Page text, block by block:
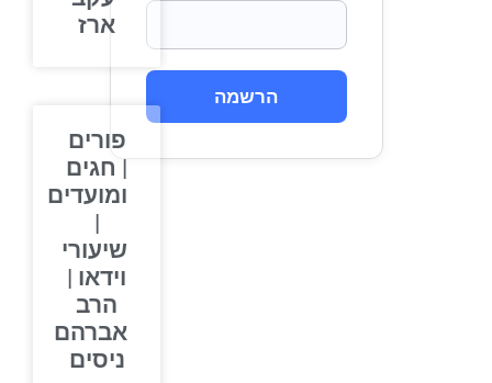
הרשמה
ארז
פורים
| חגים
ומועדים
שיעורי
וידאו |
הרב
אברהם
ניסים